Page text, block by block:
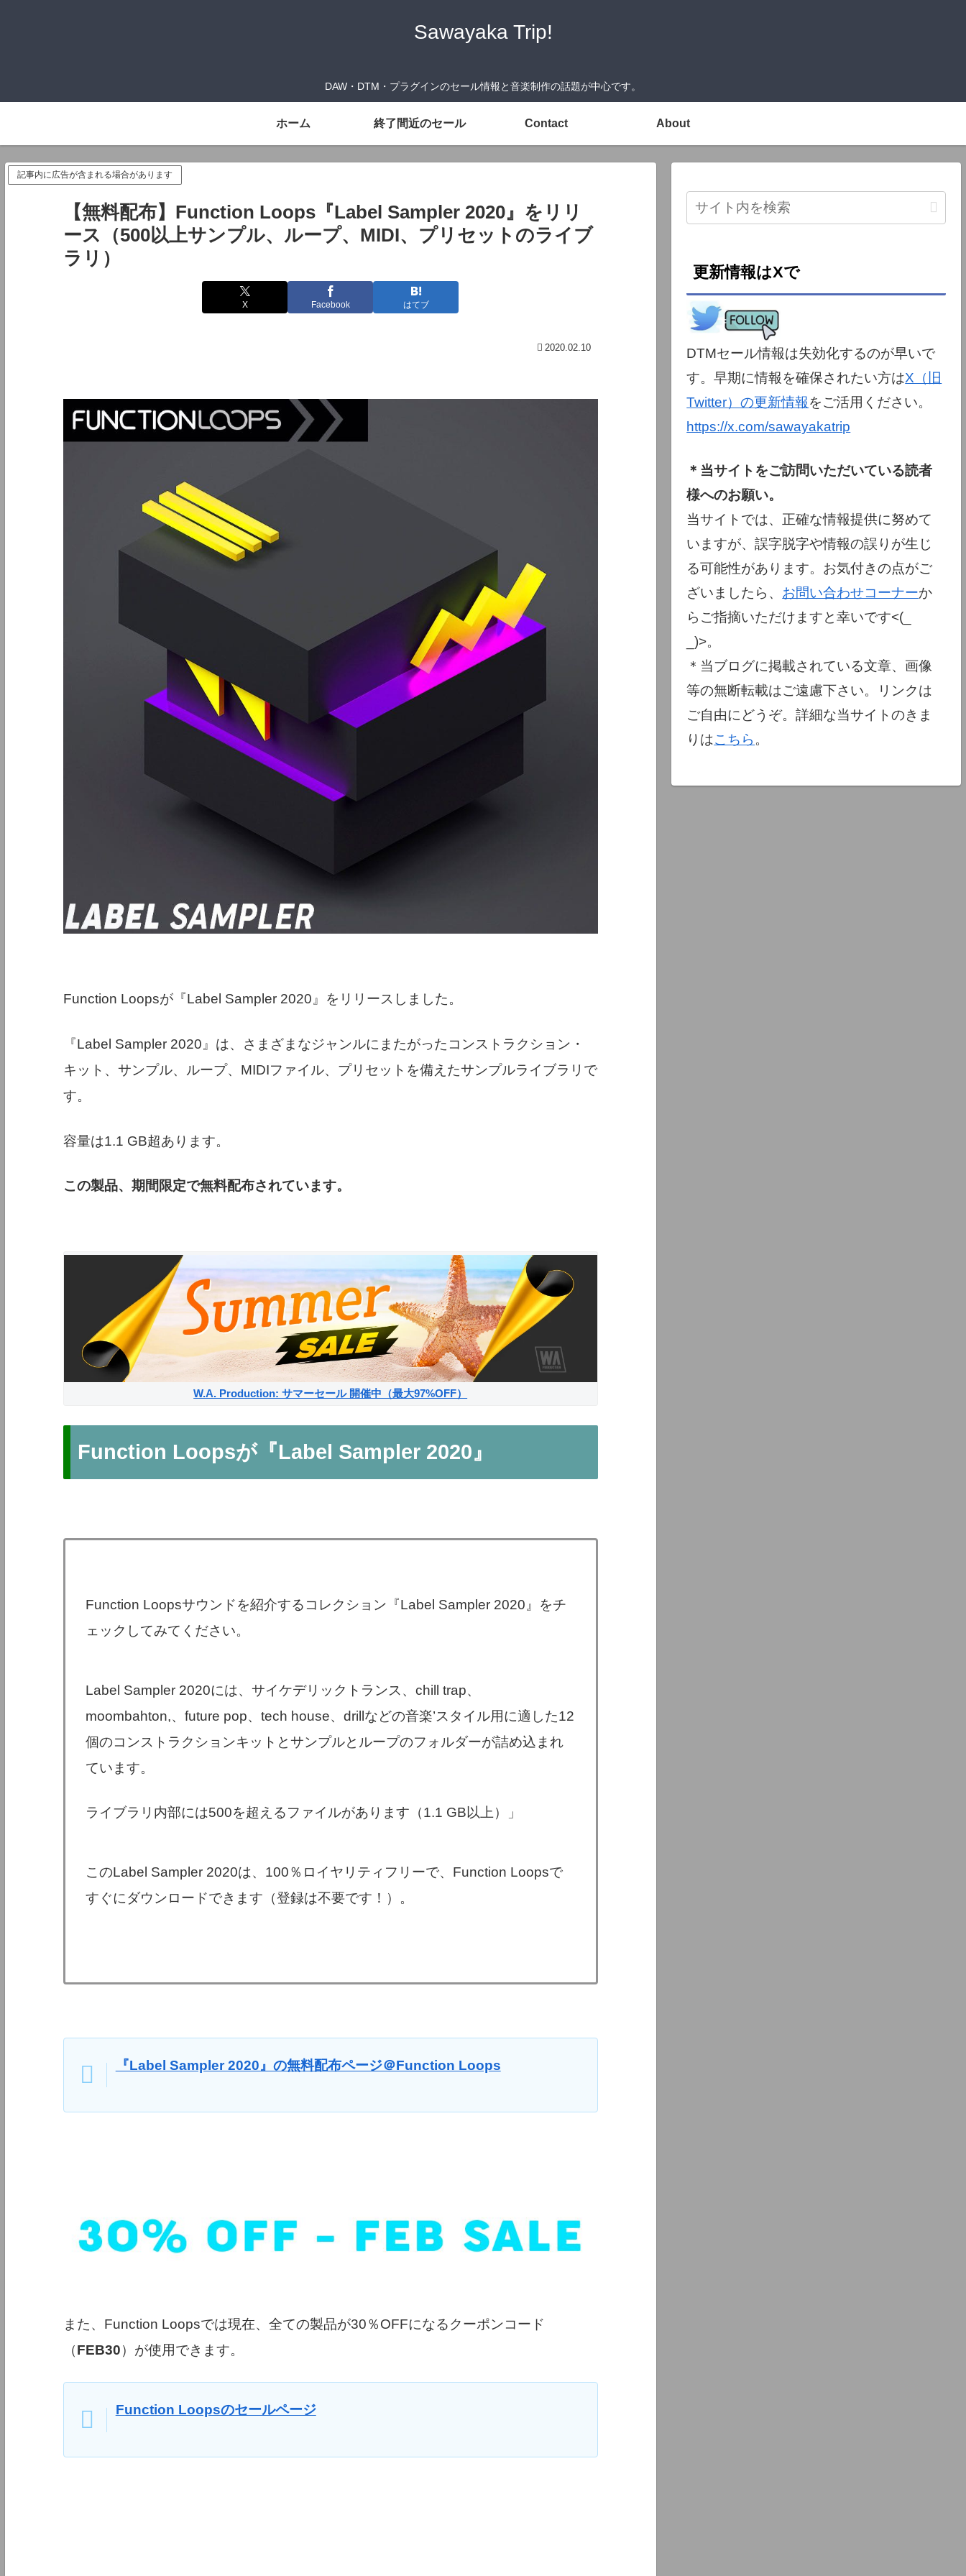
Sawayaka Trip!
DAW・DTM・プラグインのセール情報と音楽制作の話題が中心です。
ホーム 終了間近のセール Contact About
記事内に広告が含まれる場合があります
【無料配布】Function Loops『Label Sampler 2020』をリリ
ース（500以上サンプル、ループ、MIDI、プリセットのライブ
ラリ）
X Facebook はてブ
2020.02.10
Function Loopsが『Label Sampler 2020』をリリースしました。
『Label Sampler 2020』は、さまざまなジャンルにまたがったコンストラクション・
キット、サンプル、ループ、MIDIファイル、プリセットを備えたサンプルライブラリで
す。
容量は1.1 GB超あります。
この製品、期間限定で無料配布されています。
W.A. Production: サマーセール 開催中（最大97%OFF）
Function Loopsが『Label Sampler 2020』
Function Loopsサウンドを紹介するコレクション『Label Sampler 2020』をチ
ェックしてみてください。
Label Sampler 2020には、サイケデリックトランス、chill trap、
moombahton,、future pop、tech house、drillなどの音楽’スタイル用に適した12
個のコンストラクションキットとサンプルとループのフォルダーが詰め込まれ
ています。
ライブラリ内部には500を超えるファイルがあります（1.1 GB以上）」
このLabel Sampler 2020は、100％ロイヤリティフリーで、Function Loopsで
すぐにダウンロードできます（登録は不要です！）。
『Label Sampler 2020』の無料配布ページ＠Function Loops
また、Function Loopsでは現在、全ての製品が30％OFFになるクーポンコード
（FEB30）が使用できます。
Function Loopsのセールページ
更新情報はXで
DTMセール情報は失効化するのが早いで
す。早期に情報を確保されたい方はX（旧
Twitter）の更新情報をご活用ください。
https://x.com/sawayakatrip
＊当サイトをご訪問いただいている読者
様へのお願い。
当サイトでは、正確な情報提供に努めて
いますが、誤字脱字や情報の誤りが生じ
る可能性があります。お気付きの点がご
ざいましたら、 お問い合わせコーナーか
らご指摘いただけますと幸いです<(_
_)>。
＊当ブログに掲載されている文章、画像
等の無断転載はご遠慮下さい。リンクは
ご自由にどうぞ。詳細な当サイトのきま
りはこちら 。